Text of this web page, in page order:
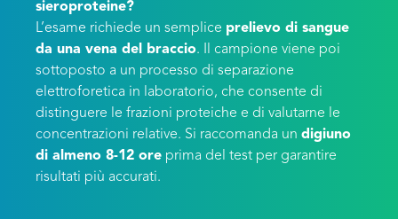
sieroproteine?
L’esame richiede un semplice prelievo di sangue
da una vena del braccio. Il campione viene poi
sottoposto a un processo di separazione
elettroforetica in laboratorio, che consente di
distinguere le frazioni proteiche e di valutarne le
concentrazioni relative. Si raccomanda un digiuno
di almeno 8-12 ore prima del test per garantire
risultati più accurati.